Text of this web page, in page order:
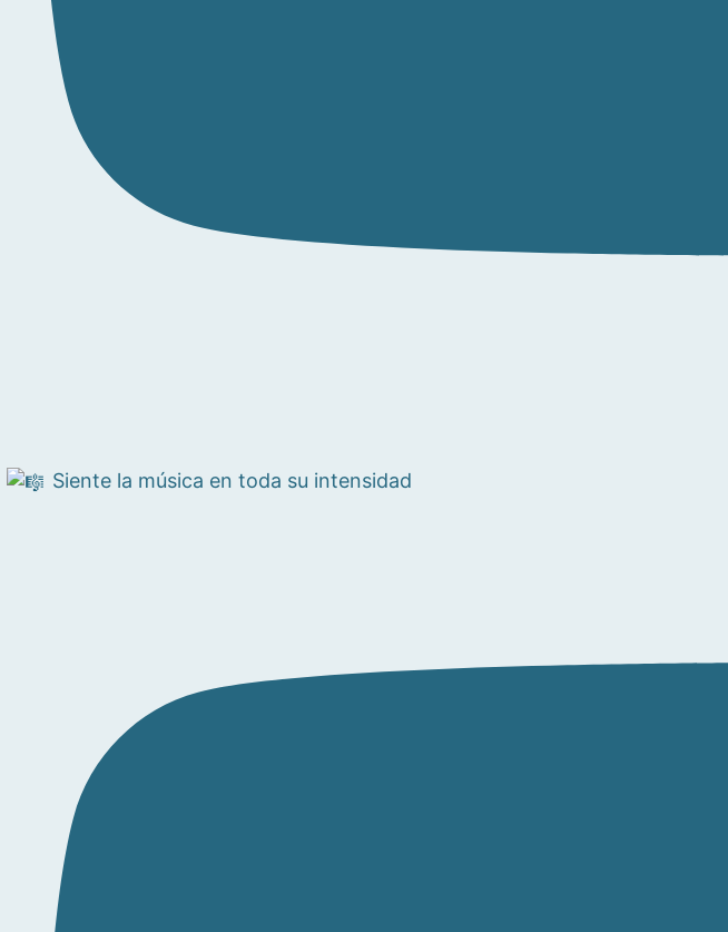
Siente la música en toda su intensidad